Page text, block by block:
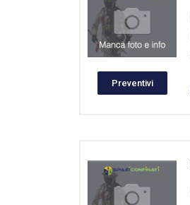
Preventivi